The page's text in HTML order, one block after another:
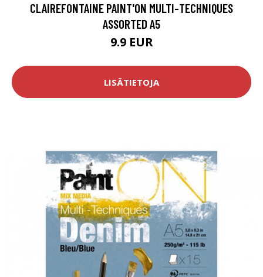
CLAIREFONTAINE PAINT'ON MULTI-TECHNIQUES
ASSORTED A5
9.9 EUR
LISÄTIETOJA